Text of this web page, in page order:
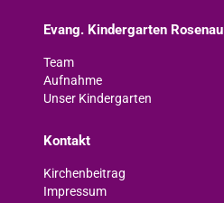
Evang. Kindergarten Rosenau
Team
Aufnahme
Unser Kindergarten
Kontakt
Kirchenbeitrag
Impressum